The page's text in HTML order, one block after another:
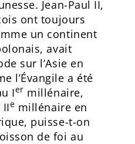
Jean-Paul II,
ont toujours
un continent
avait
sur l’Asie en
l’Évangile a été
Ier millénaire,
IIe millénaire en
puisse-t-on
de foi au